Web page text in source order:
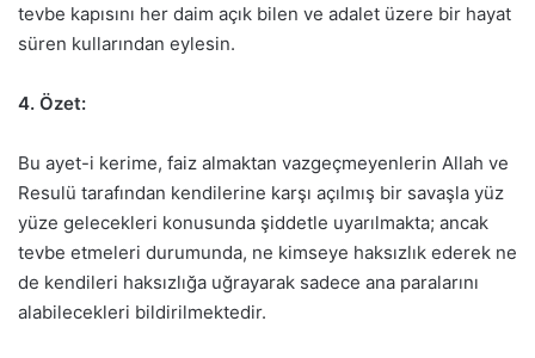
tevbe kapısını her daim açık bilen ve adalet üzere bir hayat
süren kullarından eylesin.
4. Özet:
Bu ayet-i kerime, faiz almaktan vazgeçmeyenlerin Allah ve
Resulü tarafından kendilerine karşı açılmış bir savaşla yüz
yüze gelecekleri konusunda şiddetle uyarılmakta; ancak
tevbe etmeleri durumunda, ne kimseye haksızlık ederek ne
de kendileri haksızlığa uğrayarak sadece ana paralarını
alabilecekleri bildirilmektedir.